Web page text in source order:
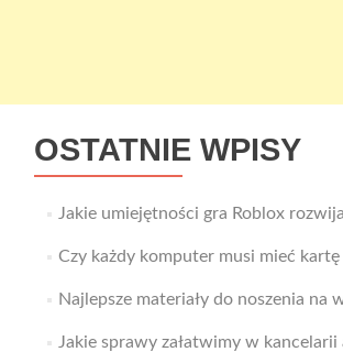
OSTATNIE WPISY
Jakie umiejętności gra Roblox
Czy każdy komputer musi mieć
Najlepsze materiały do noszenia na
Jakie sprawy załatwimy w kancelarii